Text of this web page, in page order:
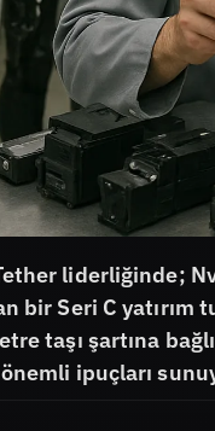
liderliğinde;
bir Seri C
taşı şartına
ipuçları